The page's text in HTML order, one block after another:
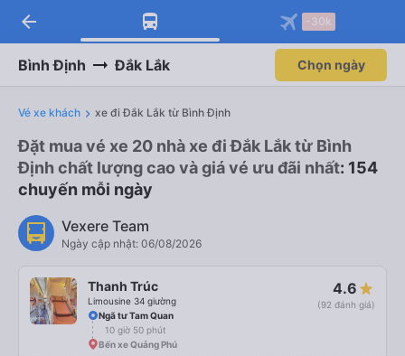
Tải app Vexere ngay!
Nhận ưu đãi thành viên độc
Mở app
Tải app Vexere
-30k/ghế khi đặt vé máy bay qua
Mở app
arrow_back -30k
Bình Định Đắk Lắk Chọn ngày
Vé xe khách xe đi Đắk Lắk từ Bình Định
Đặt mua vé xe 20 nhà xe đi Đắk Lắk từ Bình
Định chất lượng cao và giá vé ưu đãi nhất: 154
chuyến mỗi ngày
Vexere Team
Ngày cập nhật: 06/08/2026
Thanh Trúc
Limousine 34 giường
4.6
(92 đánh giá)
Ngã tư Tam Quan
10 giờ 50 phút
Bến xe Quảng Phú